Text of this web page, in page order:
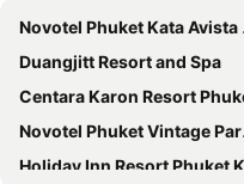
Novotel Phuket Kata Avista Resort & Spa
Duangjitt Resort and Spa
Centara Karon Resort
Novotel Phuket Vintage Park Resort
Holiday Inn Resort Phuket Karon Beach